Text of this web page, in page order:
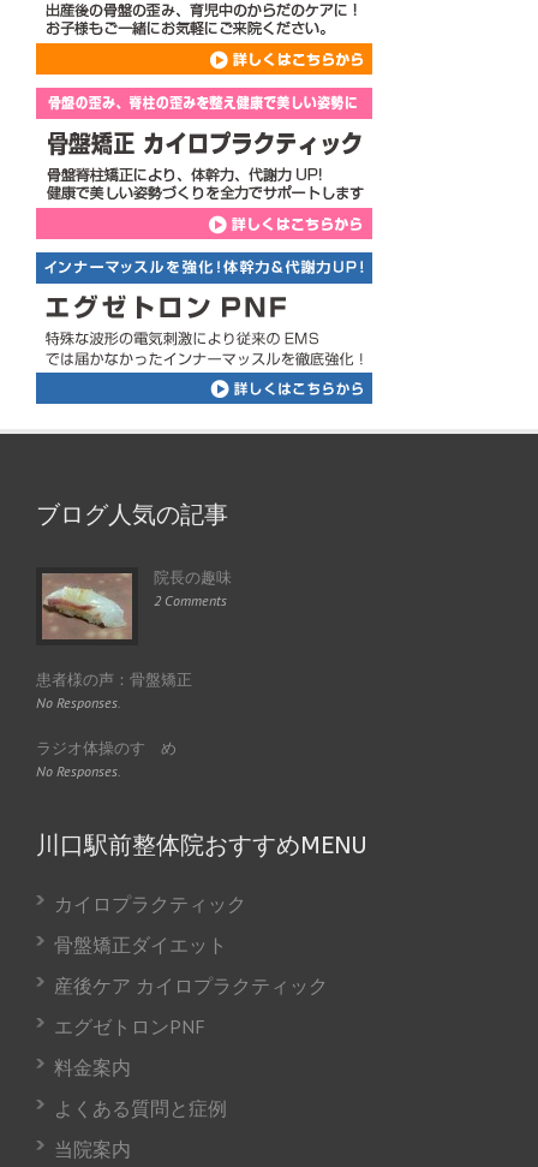
ブログ人気の記事
院長の趣味
2 Comments
患者様の声：骨盤矯正
No Responses.
ラジオ体操のすゝめ
No Responses.
川口駅前整体院おすすめMENU
カイロプラクティック
骨盤矯正ダイエット
産後ケア カイロプラクティック
エグゼトロンPNF
料金案内
よくある質問と症例
当院案内